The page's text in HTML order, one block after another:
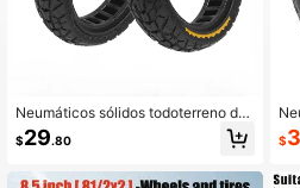
Neumáticos sólidos todoterreno de
8,5 pulgadas 8,5x2,0 para scooter e
léctrico Mi M365/Pro/Pro2/Mi3/1S,
esistente al desgaste y con amortig
$29.80 $